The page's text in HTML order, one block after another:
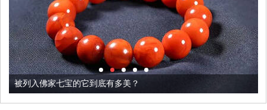
被列入佛家七宝的它到底有多美？